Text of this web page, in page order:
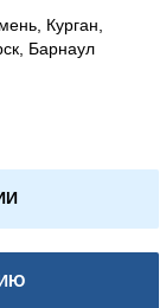
Курган,
Барнаул